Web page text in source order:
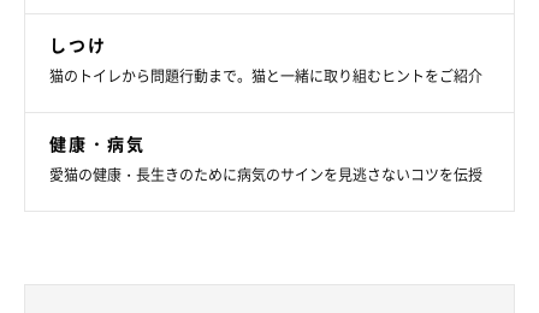
「覆いかぶさり切り」も抱っこが苦手な猫におすすめ
猫が床にいるとき、太ももで猫の体全体を挟んで固定します。そ
しつけ
猫のトイレから問題行動まで。猫と一緒に取り組むヒントをご紹介
健康・病気
愛猫の健康・長生きのために病気のサインを見逃さないコツを伝授